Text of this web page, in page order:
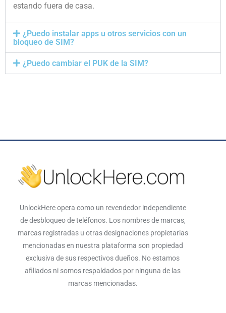
estando fuera de casa.
¿Puedo instalar apps u otros servicios con un
bloqueo de SIM?
¿Puedo cambiar el PUK de la SIM?
UnlockHere opera como un revendedor independiente
de desbloqueo de teléfonos. Los nombres de marcas,
marcas registradas u otras designaciones propietarias
mencionadas en nuestra plataforma son propiedad
exclusiva de sus respectivos dueños. No estamos
afiliados ni somos respaldados por ninguna de las
marcas mencionadas.